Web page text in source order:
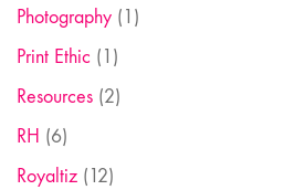
Photography (1)
Print Ethic (1)
Resources (2)
RH (6)
Royaltiz (12)